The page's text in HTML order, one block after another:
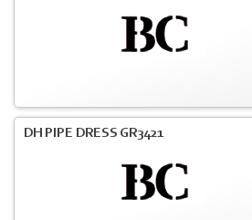
DH PIPE DRESS GR3421